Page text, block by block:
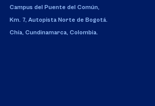
Campus del Puente del Común,
Km. 7, Autopista Norte de Bogotá.
Chía, Cundinamarca, Colombia.